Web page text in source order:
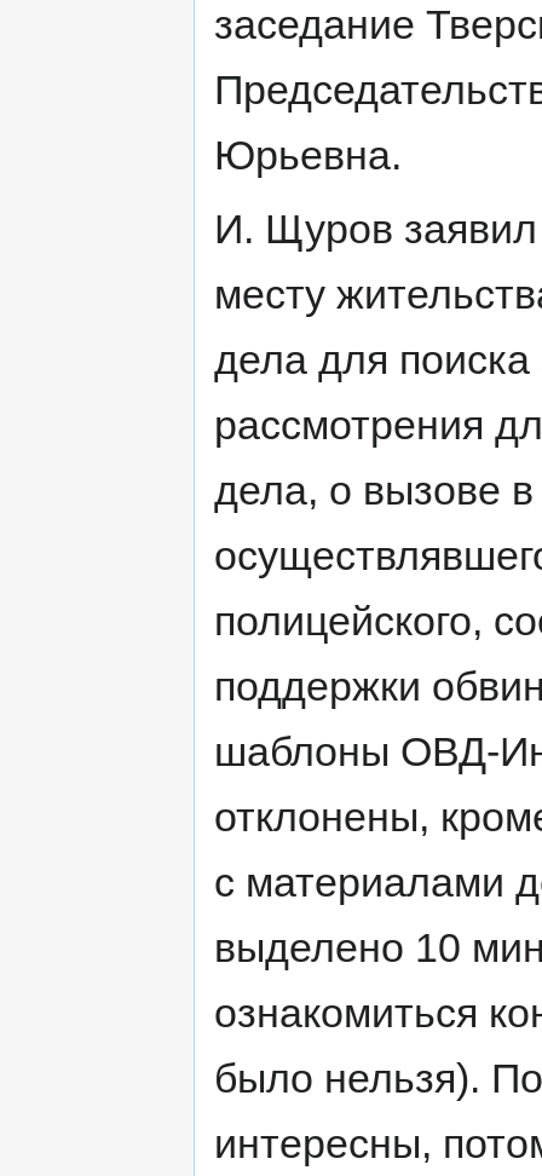
заседание
Юрьевна.
И. Щуров заявил
месту
дела для
рассмотрения
дела, о вызове в
полицейского,
поддержки
шаблоны ОВД-
отклонены,
с материалами
выделено 10
ознакомиться
было нельзя).
интересны,